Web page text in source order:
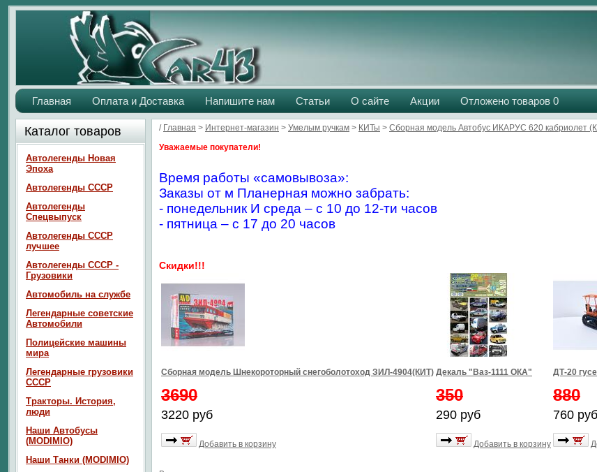
Главная Оплата и Доставка Напишите нам Статьи О сайте Акции Отложено товаров 0
/ Главная > Интернет-магазин > Умелым ручкам > КИТы > Сборная модель Автобус ИКАРУС 620 кабриолет
Уважаемые покупатели!
Время работы «самовывоза»:
Заказы от м Планерная можно забрать:
- понедельник И среда – с 10 до 12-ти часов
- пятница – с 17 до 20 часов
Скидки!!!
Сборная модель Шнекороторный снегоболотоход ЗИЛ-4904(КИТ)
3690
3220 руб
Добавить в корзину
Декаль "Ваз-1111 ОКА"
350
290 руб
Добавить в корзину
ДТ-20
880
760 руб
Каталог товаров
Автолегенды Новая
Эпоха
Автолегенды СССР
Автолегенды
Спецвыпуск
Автолегенды СССР
лучшее
Автолегенды СССР -
Грузовики
Автомобиль на службе
Легендарные советские
Автомобили
Полицейские машины
мира
Легендарные грузовики
СССР
Тракторы. История,
люди
Наши Автобусы
(MODIMIO)
Наши Танки (MODIMIO)